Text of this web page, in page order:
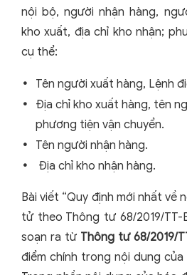
nội bộ, người nhận hàng,
kho xuất, địa chỉ kho nhận;
cụ thể:
Tên người xuất hàng, Lệnh
Địa chỉ kho xuất hàng, tên
phương tiện vận chuyển.
Tên người nhận hàng.
Địa chỉ kho nhận hàng.
Bài viết “Quy định mới nhất về
tử theo Thông tư 68/2019/TT-
soạn ra từ Thông tư 68/2019/
điểm chính trong nội dung